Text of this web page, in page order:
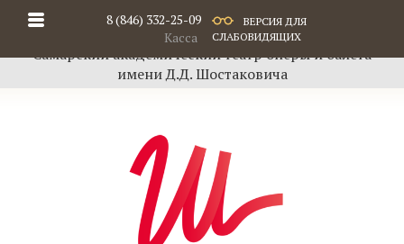
8 (846) 332-25-09
Касса
ВЕРСИЯ ДЛЯ
СЛАБОВИДЯЩИХ
Самарский академический театр оперы и балета
имени Д.Д. Шостаковича